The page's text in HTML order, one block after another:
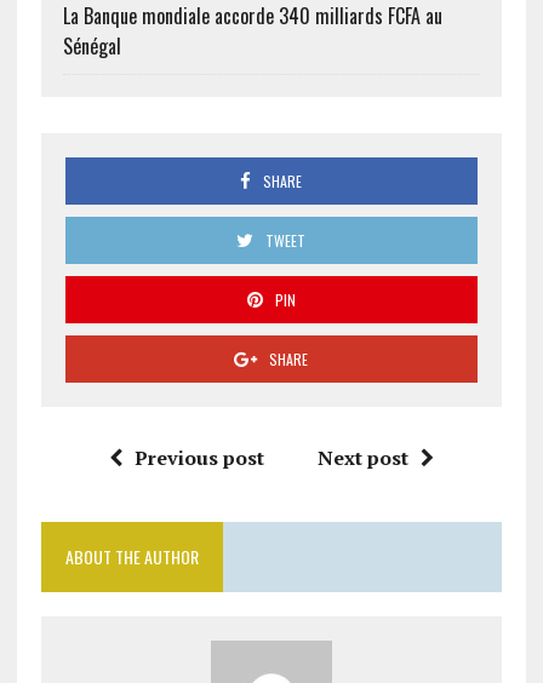
La Banque mondiale accorde 340 milliards FCFA au
Sénégal
SHARE
TWEET
PIN
SHARE
Previous post Next post
ABOUT THE AUTHOR